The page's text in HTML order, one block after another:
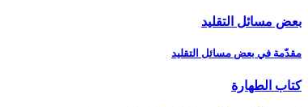
بعض مسائل التقليد
مقدّمة في بعض مسائل التقليد
كتاب الطهارة